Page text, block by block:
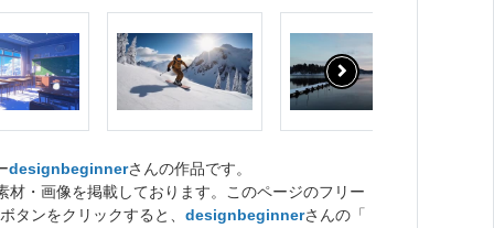
designbeginnerさんの作品です。
・画像を掲載しております。このページのフリー
タンをクリックすると、 designbeginnerさんの「